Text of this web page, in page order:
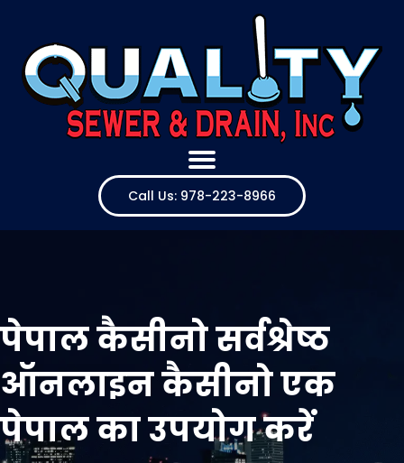
Call Us: 978-223-8966
पेपाल कैसीनो सर्वश्रेष्ठ
ऑनलाइन कैसीनो एक
पेपाल का उपयोग करें